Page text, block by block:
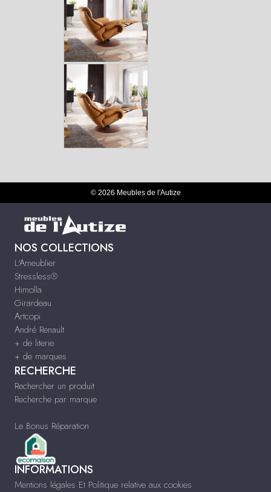
© 2026 Meubles de l'Autize
NOS COLLECTIONS
L'Ameublier
Stressless®
Himolla
Girardeau
Artcopi
André Renault
+ de literie
+ de marques
RECHERCHE
Rechercher un produit
Recherche par marque
Le Bonus Réparation
INFORMATIONS
Mentions légales Et Politique relative aux cookies